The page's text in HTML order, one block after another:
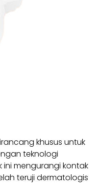
khusus untuk
teknologi
mengurangi kontak
teruji dermatologis